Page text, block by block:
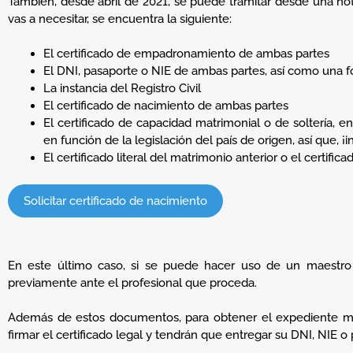
vas a necesitar, se encuentra la siguiente:
El certificado de empadronamiento de ambas partes
El DNI, pasaporte o NIE de ambas partes, así como una
La instancia del Registro Civil
El certificado de nacimiento de ambas partes
El certificado de capacidad matrimonial o de soltería,
en función de la legislación del país de origen, así que,
El certificado literal del matrimonio anterior o el
Solicitar certificado de nacimiento
En este último caso, si se puede hacer uso de un
previamente ante el profesional que proceda.
Además de estos documentos, para obtener el expediente
firmar el certificado legal y tendrán que entregar su DNI, NIE